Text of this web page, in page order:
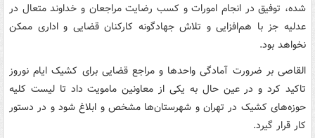
شده، توفیق در انجام امورات و کسب رضایت مراجعان و خداوند متعال در
عدلیه جز با هم‌افزایی و تلاش جهادگونه کارکنان قضایی و اداری ممکن
نخواهد بود.
القاصی بر ضرورت آمادگی واحدها و مراجع قضایی برای کشیک ایام نوروز
تاکید کرد و در عین حال به یکی از معاونین مامویت داد تا لیست کلیه
حوزه‌های کشیک در تهران و شهرستان‌ها مشخص و ابلاغ شود و در دستور
کار قرار گیرد.